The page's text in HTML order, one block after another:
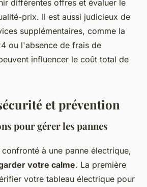
différentes offres et évaluer le
prix. Il est aussi judicieux de
supplémentaires, comme la
ou l'absence de frais de
influencer le coût total de
et prévention
pour gérer les pannes
à une panne électrique,
votre calme. La première
votre tableau électrique pour